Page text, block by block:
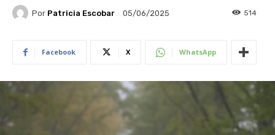
Por Patricia Escobar 05/06/2025 514
Facebook X WhatsApp